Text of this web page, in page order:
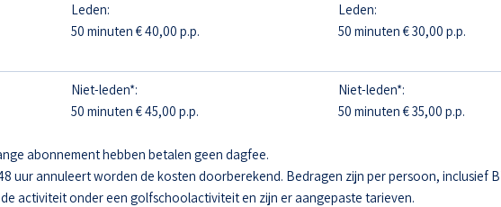
Leden:
50 minuten € 40,00 p.p.
Leden:
50 minuten € 30,00 p.p.
Niet-leden*:
50 minuten € 45,00 p.p.
Niet-leden*:
50 minuten € 35,00 p.p.
abonnement hebben betalen geen dagfee.
uur annuleert worden de kosten doorberekend. Bedragen zijn per persoon, inclusief
activiteit onder een golfschoolactiviteit en zijn er aangepaste tarieven.